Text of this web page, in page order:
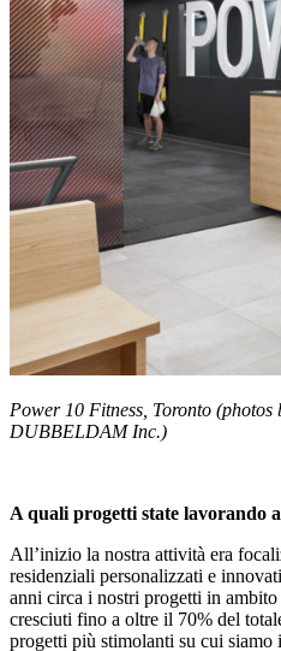
Power 10 Fitness, Toronto
DUBBELDAM Inc.)
A quali progetti state lavorando
All’inizio la nostra attività era
residenziali personalizzati e
anni circa i nostri progetti in
cresciuti fino a oltre il 70% del
progetti più stimolanti su cui